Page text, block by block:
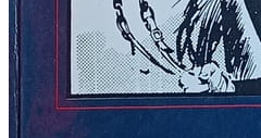
AKCIJA
Pretraži: